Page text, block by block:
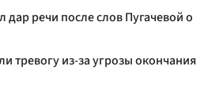
дар речи после слов Пугачевой о
тревогу из-за угрозы окончания